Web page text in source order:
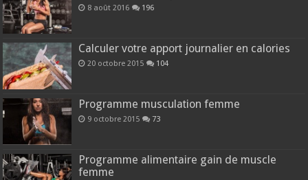
8 août 2016 196
Calculer votre apport journalier en calories
20 octobre 2015 104
Programme musculation femme
9 octobre 2015 73
Programme alimentaire gain de muscle
femme